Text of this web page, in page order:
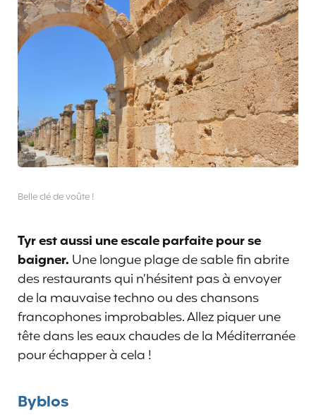
Belle clé de voûte !
Tyr est aussi une escale parfaite pour se
baigner. Une longue plage de sable fin abrite
des restaurants qui n’hésitent pas à envoyer
de la mauvaise techno ou des chansons
francophones improbables. Allez piquer une
tête dans les eaux chaudes de la Méditerranée
pour échapper à cela !
Byblos